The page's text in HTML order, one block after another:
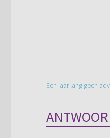
Een jaar lang geen